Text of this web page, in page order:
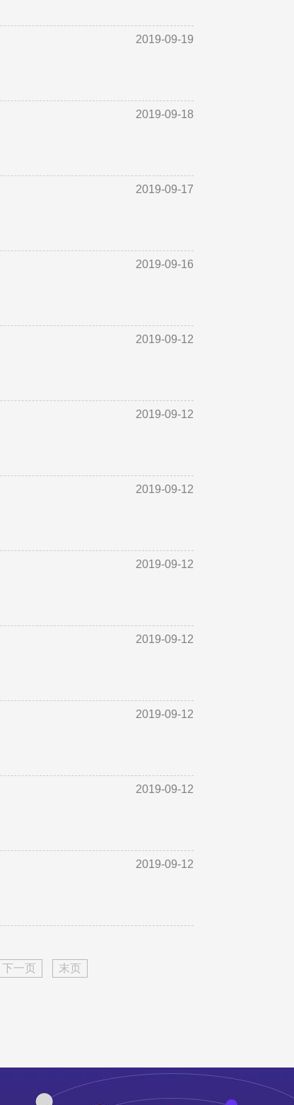
2019-09-19
2019-09-18
2019-09-17
2019-09-16
2019-09-12
2019-09-12
2019-09-12
2019-09-12
2019-09-12
2019-09-12
2019-09-12
2019-09-12
下一页 末页